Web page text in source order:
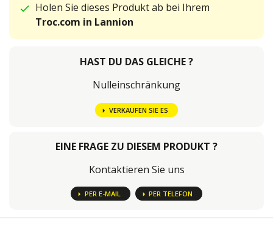
Holen Sie dieses Produkt ab bei Ihrem
Troc.com in Lannion
HAST DU DAS GLEICHE ?
Nulleinschränkung
VERKAUFEN SIE ES
EINE FRAGE ZU DIESEM PRODUKT ?
Kontaktieren Sie uns
PER E-MAIL PER TELEFON